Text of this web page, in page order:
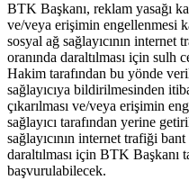
BTK Başkanı, reklam yasağı
ve/veya erişimin engellenmesi
sosyal ağ sağlayıcının
oranında daraltılması için sulh
Hakim tarafından bu yönde
sağlayıcıya bildirilmesinden
çıkarılması ve/veya erişimin
sağlayıcı tarafından yerine
sağlayıcının internet trafiği
daraltılması için BTK Başkanı
başvurulabilecek.